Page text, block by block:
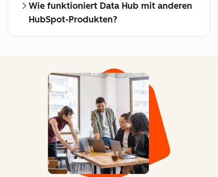
Wie funktioniert Data Hub mit anderen
HubSpot-Produkten?